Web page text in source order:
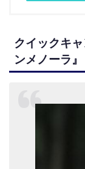
クイックキ
ンメノーラ』